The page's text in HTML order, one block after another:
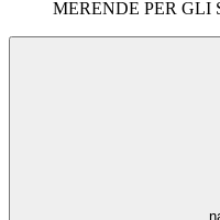
MERENDE PER GLI